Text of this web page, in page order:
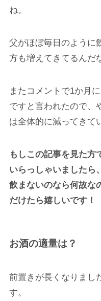
ね。
父がほぼ毎日のように
方も増えてきてるんだ
またコメントで1か月
ですと言われたので、
は全体的に減ってきて
もしこの記事を見た方
いらっしゃいましたら
飲まないのなら何故な
だけたら嬉しいです！
お酒の適量は？
前置きが長くなりまし
す。